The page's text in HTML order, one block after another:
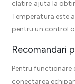
clatire ajuta la
Temperatura este
pentru un control
Recomandari
Pentru functionare
conectarea